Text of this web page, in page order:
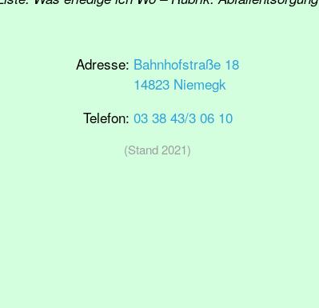
Adresse: Bahnhofstraße 18
14823 Niemegk
Telefon: 03 38 43/3 06 10
(Stand 2021)